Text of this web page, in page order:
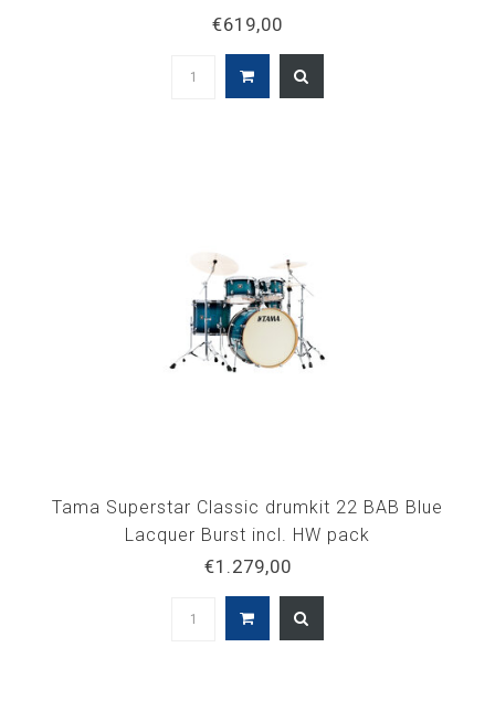
€619,00
Tama Superstar Classic drumkit 22 BAB Blue
Lacquer Burst incl. HW pack
€1.279,00